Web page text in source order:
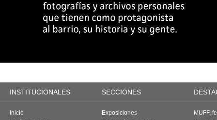
INSTITUCIONALES SECCIONES
Inicio
Exposiciones
MUFF,